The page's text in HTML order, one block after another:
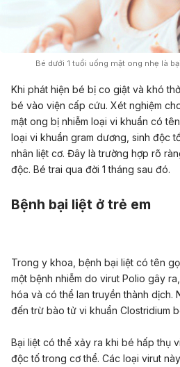
Bé dưới 1 tuổi uống mật ong nhẹ là
Khi phát hiện bé bị co giật và khó
bé vào viện cấp cứu. Xét nghiệm
mật ong bị nhiễm loại vi khuẩn có
loại vi khuẩn gram dương, sinh độc
nhân liệt cơ. Đây là trường hợp rõ
độc. Bé trai qua đời 1 tháng sau đó.
Bệnh bại liệt ở trẻ em
Trong y khoa, bệnh bại liệt có tên
một bệnh nhiễm do virut Polio gây
hóa và có thể lan truyền thành dịch.
đến trừ bào tử vi khuẩn Clostridium
Bại liệt có thể xảy ra khi bé hấp thụ
độc tố trong cơ thể. Các loại virut